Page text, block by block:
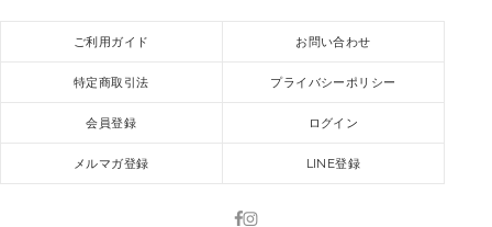
ご利用ガイド お問い合わせ
特定商取引法 プライバシーポリシー
会員登録 ログイン
メルマガ登録 LINE登録